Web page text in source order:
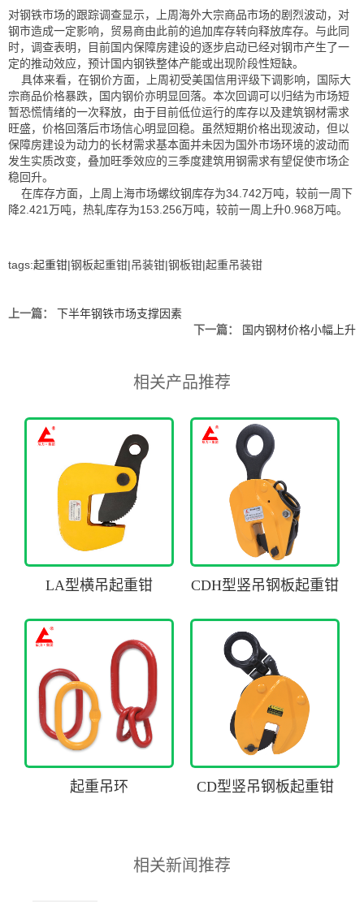
对钢铁市场的跟踪调查显示，上周海外大宗商品市场的剧烈波动，对
钢市造成一定影响，贸易商由此前的追加库存转向释放库存。与此同
时，调查表明，目前国内保障房建设的逐步启动已经对钢市产生了一
定的推动效应，预计国内钢铁整体产能或出现阶段性短缺。
具体来看，在钢价方面，上周初受美国信用评级下调影响，国际大
宗商品价格暴跌，国内钢价亦明显回落。本次回调可以归结为市场短
暂恐慌情绪的一次释放，由于目前低位运行的库存以及建筑钢材需求
旺盛，价格回落后市场信心明显回稳。虽然短期价格出现波动，但以
保障房建设为动力的长材需求基本面并未因为国外市场环境的波动而
发生实质改变，叠加旺季效应的三季度建筑用钢需求有望促使市场企
稳回升。
在库存方面，上周上海市场螺纹钢库存为34.742万吨，较前一周下
降2.421万吨，热轧库存为153.256万吨，较前一周上升0.968万吨。
tags:起重钳|钢板起重钳|吊装钳|钢板钳|起重吊装钳
上一篇：
下半年钢铁市场支撑因素
下一篇：
国内钢材价格小幅上升
相关产品推荐
LA型横吊起重钳 CDH型竖吊钢板起重钳
起重吊环 CD型竖吊钢板起重钳
相关新闻推荐